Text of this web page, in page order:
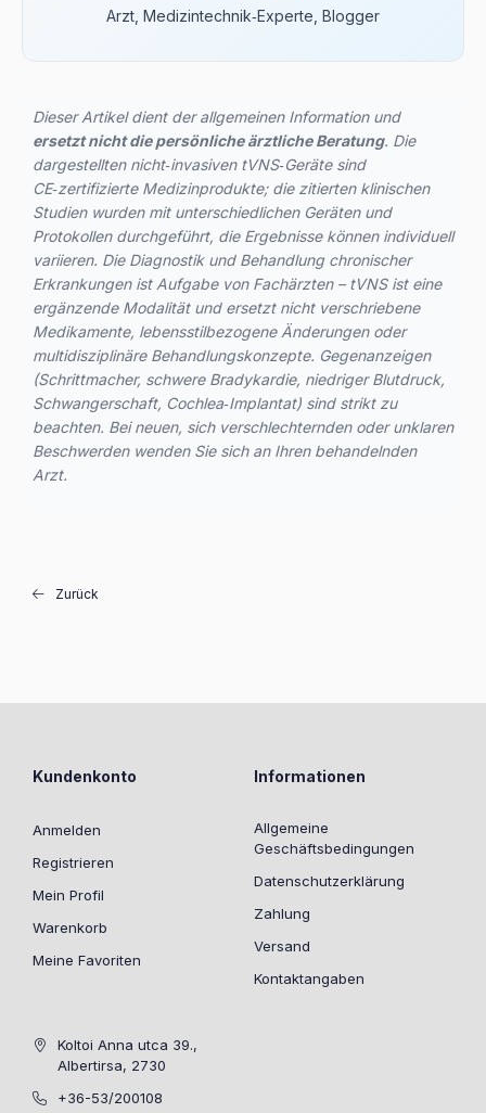
Arzt, Medizintechnik‑Experte, Blogger
Dieser Artikel dient der allgemeinen Information und
ersetzt nicht die persönliche ärztliche Beratung. Die
dargestellten nicht‑invasiven tVNS‑Geräte sind
CE‑zertifizierte Medizinprodukte; die zitierten klinischen
Studien wurden mit unterschiedlichen Geräten und
Protokollen durchgeführt, die Ergebnisse können individuell
variieren. Die Diagnostik und Behandlung chronischer
Erkrankungen ist Aufgabe von Fachärzten – tVNS ist eine
ergänzende Modalität und ersetzt nicht verschriebene
Medikamente, lebensstilbezogene Änderungen oder
multidisziplinäre Behandlungskonzepte. Gegenanzeigen
(Schrittmacher, schwere Bradykardie, niedriger Blutdruck,
Schwangerschaft, Cochlea‑Implantat) sind strikt zu
beachten. Bei neuen, sich verschlechternden oder unklaren
Beschwerden wenden Sie sich an Ihren behandelnden
Arzt.
Zurück
Kundenkonto
Anmelden
Registrieren
Mein Profil
Warenkorb
Meine Favoriten
Informationen
Allgemeine
Geschäftsbedingungen
Datenschutzerklärung
Zahlung
Versand
Kontaktangaben
Koltoi Anna utca 39.,
Albertirsa, 2730
+36-53/200108